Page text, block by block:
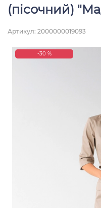
(пісочний)
Артикул: 2000000019093
-30 %